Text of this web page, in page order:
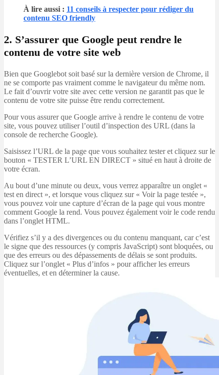
À lire aussi : 11 conseils à respecter pour rédiger du
contenu SEO friendly
2. S’assurer que Google peut rendre le
contenu de votre site web
Bien que Googlebot soit basé sur la dernière version de Chrome, il
ne se comporte pas vraiment comme le navigateur du même nom.
Le fait d’ouvrir votre site avec cette version ne garantit pas que le
contenu de votre site puisse être rendu correctement.
Pour vous assurer que Google arrive à rendre le contenu de votre
site, vous pouvez utiliser l’outil d’inspection des URL (dans la
console de recherche Google).
Saisissez l’URL de la page que vous souhaitez tester et cliquez sur le
bouton « TESTER L’URL EN DIRECT » situé en haut à droite de
votre écran.
Au bout d’une minute ou deux, vous verrez apparaître un onglet «
test en direct », et lorsque vous cliquez sur « Voir la page testée »,
vous pouvez voir une capture d’écran de la page qui vous montre
comment Google la rend. Vous pouvez également voir le code rendu
dans l’onglet HTML.
Vérifiez s’il y a des divergences ou du contenu manquant, car c’est
le signe que des ressources (y compris JavaScript) sont bloquées, ou
que des erreurs ou des dépassements de délais se sont produits.
Cliquez sur l’onglet « Plus d’infos » pour afficher les erreurs
éventuelles, et en déterminer la cause.